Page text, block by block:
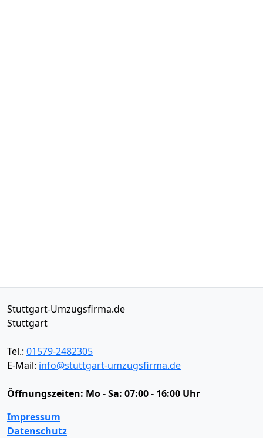
Stuttgart-Umzugsfirma.de
Stuttgart
Tel.: 01579-2482305
E-Mail: info@stuttgart-umzugsfirma.de
Öffnungszeiten: Mo - Sa: 07:00 - 16:00 Uhr
Impressum
Datenschutz